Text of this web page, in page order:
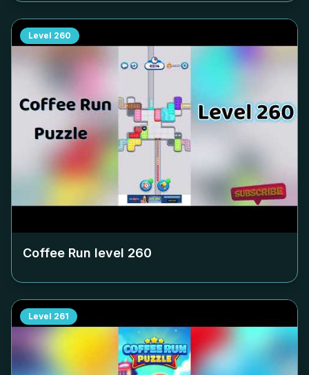
Level 260
Coffee Run level 260
Level 261